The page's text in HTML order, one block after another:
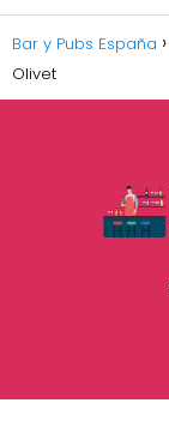
Bar y Pubs España
Olivet